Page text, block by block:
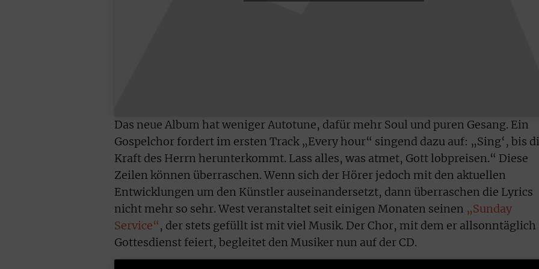
Das neue Album hat weniger Autotune, dafür mehr Soul und puren Gesang. Ein
Gospelchor fordert im ersten Track „Every hour“ singend dazu auf: „Sing‘, bis
Kraft des Herrn herunterkommt. Lass alles, was atmet, Gott lobpreisen.“ Diese
Zeilen können überraschen. Wenn sich der Hörer jedoch mit den aktuellen
Entwicklungen um den Künstler auseinandersetzt, dann überraschen die Lyrics
nicht mehr so sehr. West veranstaltet seit einigen Monaten seinen „Sunday
Service“, der stets gefüllt ist mit viel Musik. Der Chor, mit dem er allsonntäglich
Gottesdienst feiert, begleitet den Musiker nun auf der CD.